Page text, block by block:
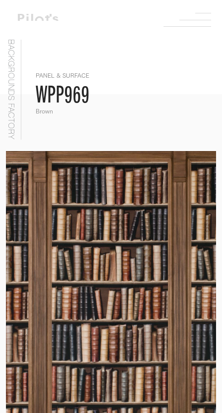
BACKGROUNDS FACTORY PANEL & SURFACE
WPP969
Brown